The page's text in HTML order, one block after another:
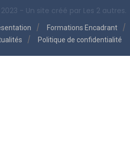
2023 - Un site créé par Les 2 autres.
Formations Encadrant
Politique de confidentialité